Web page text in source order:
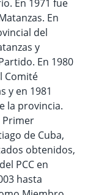
En 1971 fue
En
del
y
En 1980
Comité
y en 1981
la provincia.
Primer
de Cuba,
obtenidos,
PCC en
hasta